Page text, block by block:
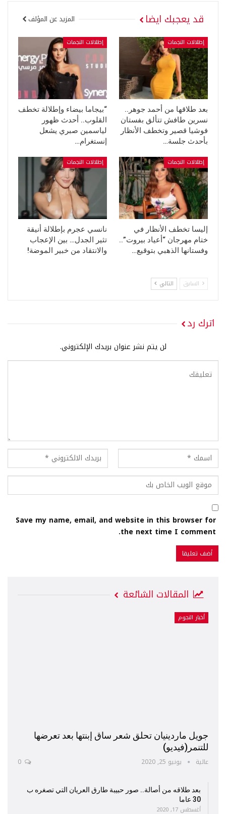
قد يعجبك ايضا المزيد عن المؤلف
إطلالات النجمات
بعد طلاقها من أحمد جوهر..
نسرين طافش تتألق بفستان
فوشيا قصير وتخطف الأنظار
بأحدث جلسة…
إطلالات النجمات
“بيجاما بيضاء وإطلالة تخطف
القلوب.. أحدث ظهور
لياسمين صبري يشعل
إنستغرام…
إطلالات النجمات
إليسا تخطف الأنظار في
ختام مهرجان “أعياد بيروت”..
وفستانها الذهبي بتوقيع…
إطلالات النجمات
نانسي عجرم بإطلالة أنيقة
تثير الجدل… بين الإعجاب
والانتقاد من خبير الموضة!
السابق التالي
اترك رد
لن يتم نشر عنوان بريدك الإلكتروني.
Save my name, email, and website in this browser for
the next time I comment.
المقالات الشائعة
أخبار النجوم
جويل ماردينيان تحلق شعر ساق إبنتها بعد تعرضها
للتنمر(فيديو)
عالية يونيو 25, 2020
بعد طلاقه من أصالة.. صور حبيبة طارق العريان التي تصغره ب
30 عاما
أغسطس 17, 2020